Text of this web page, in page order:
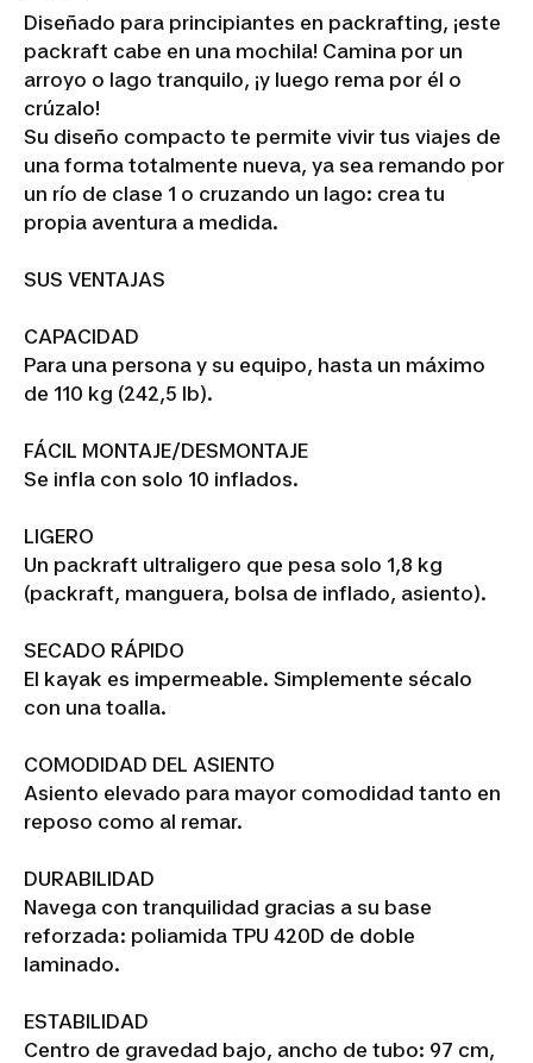
Diseñado para principiantes en packrafting, ¡este
packraft cabe en una mochila! Camina por un
arroyo o lago tranquilo, ¡y luego rema por él o
crúzalo!
Su diseño compacto te permite vivir tus viajes de
una forma totalmente nueva, ya sea remando por
un río de clase 1 o cruzando un lago: crea tu
propia aventura a medida.
SUS VENTAJAS
CAPACIDAD
Para una persona y su equipo, hasta un máximo
de 110 kg (242,5 lb).
FÁCIL MONTAJE/DESMONTAJE
Se infla con solo 10 inflados.
LIGERO
Un packraft ultraligero que pesa solo 1,8 kg
(packraft, manguera, bolsa de inflado, asiento).
SECADO RÁPIDO
El kayak es impermeable. Simplemente sécalo
con una toalla.
COMODIDAD DEL ASIENTO
Asiento elevado para mayor comodidad tanto en
reposo como al remar.
DURABILIDAD
Navega con tranquilidad gracias a su base
reforzada: poliamida TPU 420D de doble
laminado.
ESTABILIDAD
Centro de gravedad bajo, ancho de tubo: 97 cm,